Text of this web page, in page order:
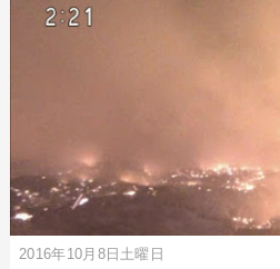
2016年10月8日土曜日